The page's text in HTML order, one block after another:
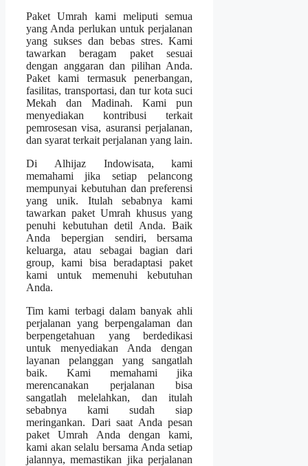
Paket Umrah kami meliputi semua
yang Anda perlukan untuk perjalanan
yang sukses dan bebas stres. Kami
tawarkan beragam paket sesuai
dengan anggaran dan pilihan Anda.
Paket kami termasuk penerbangan,
fasilitas, transportasi, dan tur kota suci
Mekah dan Madinah. Kami pun
menyediakan kontribusi terkait
pemrosesan visa, asuransi perjalanan,
dan syarat terkait perjalanan yang lain.
Di Alhijaz Indowisata, kami
memahami jika setiap pelancong
mempunyai kebutuhan dan preferensi
yang unik. Itulah sebabnya kami
tawarkan paket Umrah khusus yang
penuhi kebutuhan detil Anda. Baik
Anda bepergian sendiri, bersama
keluarga, atau sebagai bagian dari
group, kami bisa beradaptasi paket
kami untuk memenuhi kebutuhan
Anda.
Tim kami terbagi dalam banyak ahli
perjalanan yang berpengalaman dan
berpengetahuan yang berdedikasi
untuk menyediakan Anda dengan
layanan pelanggan yang sangatlah
baik. Kami memahami jika
merencanakan perjalanan bisa
sangatlah melelahkan, dan itulah
sebabnya kami sudah siap
meringankan. Dari saat Anda pesan
paket Umrah Anda dengan kami,
kami akan selalu bersama Anda setiap
jalannya, memastikan jika perjalanan